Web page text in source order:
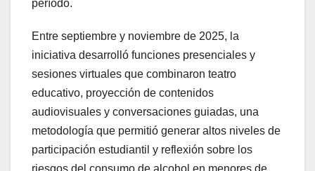
período.
Entre septiembre y noviembre de 2025, la
iniciativa desarrolló funciones presenciales y
sesiones virtuales que combinaron teatro
educativo, proyección de contenidos
audiovisuales y conversaciones guiadas, una
metodología que permitió generar altos niveles de
participación estudiantil y reflexión sobre los